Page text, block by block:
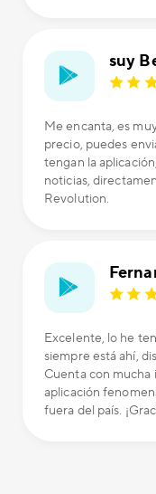
suy
Me encanta, es
precio, puedes
tengan la
noticias,
Revolution.
Excelente, lo he
siempre está ahí,
Cuenta con mucha
aplicación
fuera del país.